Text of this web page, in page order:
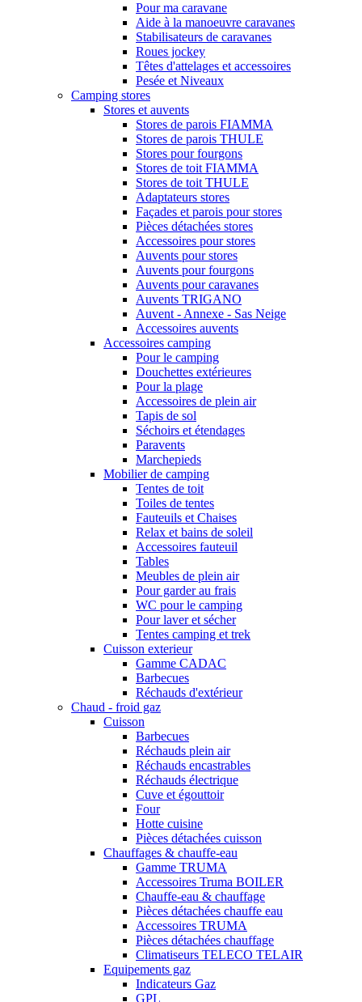
Pour ma caravane
Aide à la manoeuvre caravanes
Stabilisateurs de caravanes
Roues jockey
Têtes d'attelages et accessoires
Pesée et Niveaux
Camping stores
Stores et auvents
Stores de parois FIAMMA
Stores de parois THULE
Stores pour fourgons
Stores de toit FIAMMA
Stores de toit THULE
Adaptateurs stores
Façades et parois pour stores
Pièces détachées stores
Accessoires pour stores
Auvents pour stores
Auvents pour fourgons
Auvents pour caravanes
Auvents TRIGANO
Auvent - Annexe - Sas Neige
Accessoires auvents
Accessoires camping
Pour le camping
Douchettes extérieures
Pour la plage
Accessoires de plein air
Tapis de sol
Séchoirs et étendages
Paravents
Marchepieds
Mobilier de camping
Tentes de toit
Toiles de tentes
Fauteuils et Chaises
Relax et bains de soleil
Accessoires fauteuil
Tables
Meubles de plein air
Pour garder au frais
WC pour le camping
Pour laver et sécher
Tentes camping et trek
Cuisson exterieur
Gamme CADAC
Barbecues
Réchauds d'extérieur
Chaud - froid gaz
Cuisson
Barbecues
Réchauds plein air
Réchauds encastrables
Réchauds électrique
Cuve et égouttoir
Four
Hotte cuisine
Pièces détachées cuisson
Chauffages & chauffe-eau
Gamme TRUMA
Accessoires Truma BOILER
Chauffe-eau & chauffage
Pièces détachées chauffe eau
Accessoires TRUMA
Pièces détachées chauffage
Climatiseurs TELECO TELAIR
Equipements gaz
Indicateurs Gaz
GPL